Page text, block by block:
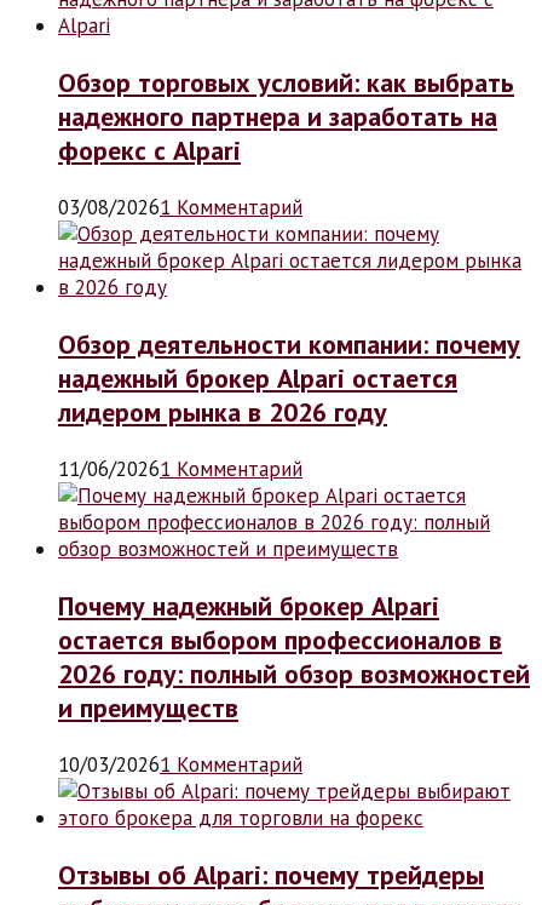
Обзор торговых условий: как выбрать
надежного партнера и заработать на
форекс с Alpari
03/08/20261 Комментарий
Обзор деятельности компании: почему
надежный брокер Alpari остается
лидером рынка в 2026 году
11/06/20261 Комментарий
Почему надежный брокер Alpari
остается выбором профессионалов в
2026 году: полный обзор возможностей
и преимуществ
10/03/20261 Комментарий
Отзывы об Alpari: почему трейдеры